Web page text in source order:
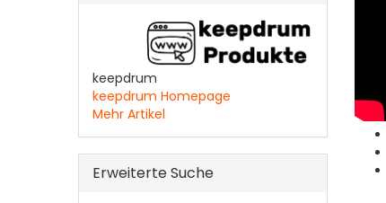
keepdrum
keepdrum Homepage
Mehr Artikel
Erweiterte Suche